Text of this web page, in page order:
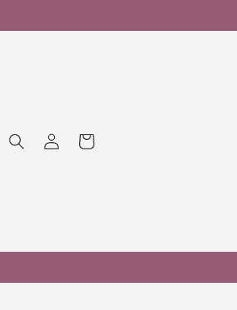
Iniciar
sesión
Carrito